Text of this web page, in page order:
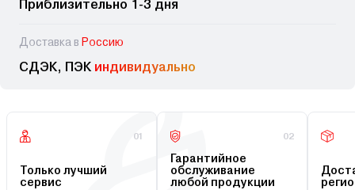
Приблизительно 1-3 дня
Доставка в Россию
СДЭК, ПЭК индивидуально
01
Только лучший
сервис
02
Гарантийное
обслуживание
любой продукции